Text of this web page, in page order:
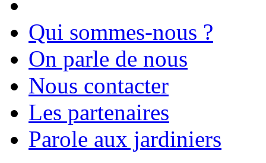
Qui sommes-nous ?
On parle de nous
Nous contacter
Les partenaires
Parole aux jardiniers